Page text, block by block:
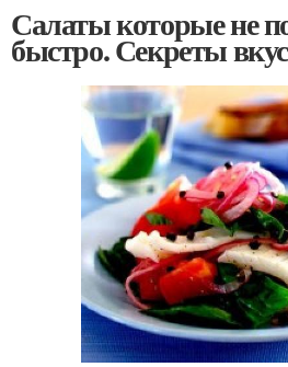
Салаты которые не
быстро. Секреты